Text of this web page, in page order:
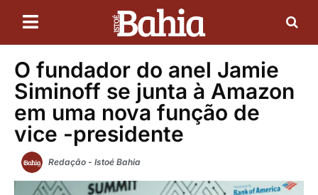
O fundador do anel Jamie
Siminoff se junta à Amazon
em uma nova função de
vice -presidente
Redação - Istoé Bahia